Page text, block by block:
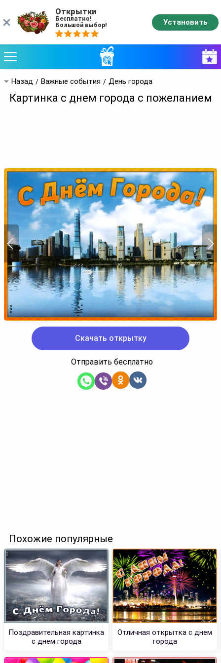
Назад Важные события День города
Картинка с днем города с пожеланием
Скачать открытку
Отправить бесплатно
Похожие популярные
Поздравительная картинка
с днем города
Отличная открытка с днем
города
Открытки
Бесплатно!
Большой выбор!
Установить